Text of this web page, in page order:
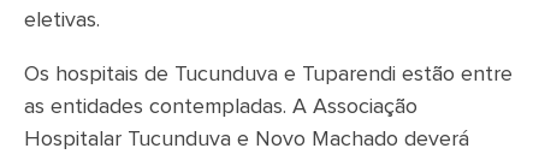
eletivas.
Os hospitais de Tucunduva e Tuparendi estão entre
as entidades contempladas. A Associação
Hospitalar Tucunduva e Novo Machado deverá